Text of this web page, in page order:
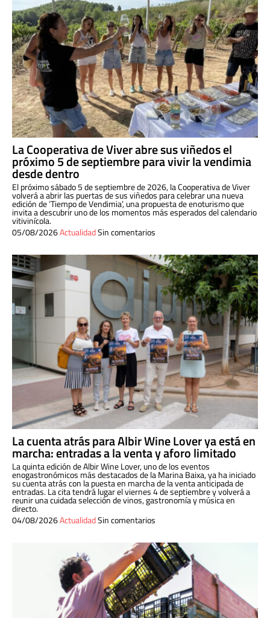
La Cooperativa de Viver abre sus viñedos el
próximo 5 de septiembre para vivir la vendimia
desde dentro
El próximo sábado 5 de septiembre de 2026, la Cooperativa de Viver
volverá a abrir las puertas de sus viñedos para celebrar una nueva
edición de ‘Tiempo de Vendimia’, una propuesta de enoturismo que
invita a descubrir uno de los momentos más esperados del calendario
vitivinícola.
05/08/2026ActualidadSin comentarios
La cuenta atrás para Albir Wine Lover ya está en
marcha: entradas a la venta y aforo limitado
La quinta edición de Albir Wine Lover, uno de los eventos
enogastronómicos más destacados de la Marina Baixa, ya ha iniciado
su cuenta atrás con la puesta en marcha de la venta anticipada de
entradas. La cita tendrá lugar el viernes 4 de septiembre y volverá a
reunir una cuidada selección de vinos, gastronomía y música en
directo.
04/08/2026ActualidadSin comentarios